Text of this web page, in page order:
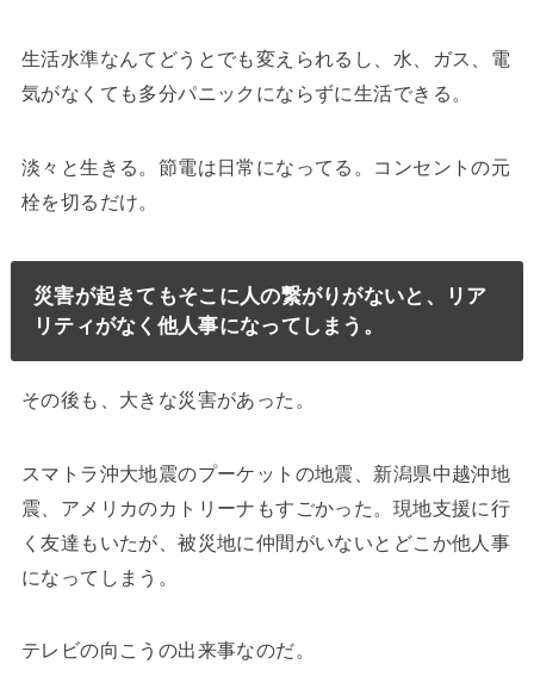
生活水準なんてどうとでも変えられるし、水、ガス、電
気がなくても多分パニックにならずに生活できる。
淡々と生きる。節電は日常になってる。コンセントの元
栓を切るだけ。
災害が起きてもそこに人の繋がりがないと、リア
リティがなく他人事になってしまう。
その後も、大きな災害があった。
スマトラ沖大地震のプーケットの地震、新潟県中越沖地
震、アメリカのカトリーナもすごかった。現地支援に行
く友達もいたが、被災地に仲間がいないとどこか他人事
になってしまう。
テレビの向こうの出来事なのだ。